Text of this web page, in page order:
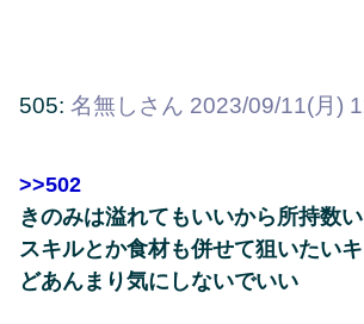
505: 名無しさん 2023/09/11(月)
>>502
きのみは溢れてもいいから所持数
スキルとか食材も併せて狙いたい
どあんまり気にしないでいい